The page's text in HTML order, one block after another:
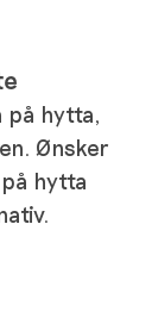
hytta,
Ønsker
hytta